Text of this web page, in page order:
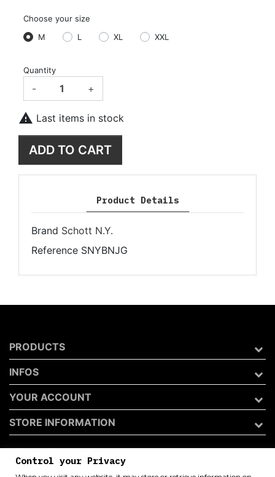
Choose your size
M
L XL XXL
Quantity
- +
 Last items in stock
ADD TO CART
Product Details
Brand Schott N.Y.
Reference SNYBNJG
PRODUCTS
INFOS
YOUR ACCOUNT
STORE INFORMATION
Archivio 50 di Andrea Catini
Control your Privacy